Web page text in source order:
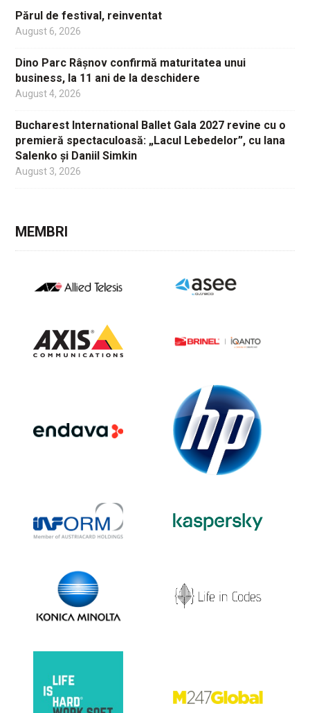
Părul de festival, reinventat
August 6, 2026
Dino Parc Râșnov confirmă maturitatea unui
business, la 11 ani de la deschidere
August 4, 2026
Bucharest International Ballet Gala 2027 revine cu o
premieră spectaculoasă: „Lacul Lebedelor”, cu Iana
Salenko și Daniil Simkin
August 3, 2026
MEMBRI